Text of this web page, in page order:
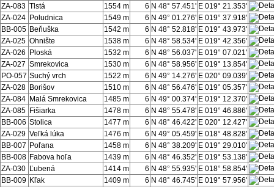
ZA-083 Tlstá 1554 m 6 N 48° 57.451' E 019° 21.353'
ZA-024 Poludnica 1549 m 6 N 49° 01.276' E 019° 37.918'
BB-005 Beňuška 1542 m 6 N 48° 52.818' E 019° 43.973'
ZA-025 Ohnište 1538 m 6 N 48° 58.534' E 019° 42.356'
ZA-026
Ploská 1532 m 6 N 48° 56.037' E 019° 07.021'
ZA-027 Smrekovica 1530 m 6 N 48° 58.956' E 019° 13.854'
PO-057 Suchý vrch 1522 m 6 N 49° 14.276' E 020° 09.039'
ZA-028 Borišov 1510 m 6 N 48° 56.476' E 019° 05.357'
ZA-084 Malá Smrekovica 1485 m 6 N 49° 00.374' E 019° 12.370'
ZA-085 Fišiarka 1478 m 6 N 48° 55.478' E 019° 46.886'
BB-006 Stolica 1477 m 6 N 48° 46.422' E 020° 12.427'
ZA-029 Veľká lúka 1476 m 6 N 49° 05.459' E 018° 48.828'
BB-007 Poľana 1458 m 6 N 48° 38.209' E 019° 29.010'
BB-008 Fabova hoľa 1439 m 6 N 48° 46.352' E 019° 53.138'
ZA-030 Ľubená 1414 m 6 N 48° 55.935' E 018° 58.854'
BB-009 Kľak 1409 m 6 N 48° 46.745' E 019° 57.956'